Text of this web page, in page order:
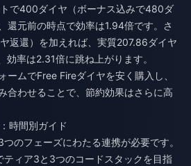
で400ダイヤ（ボーナス込みで480ダ
還元前の時点で効率は1.94倍です。さ
返還）を加えれば、実質207.86ダイヤ
率は2.31倍に跳ね上がります。
ームでFree Fireダイヤを安く購入 し、
合わせることで、節約効果はさらに高
時間別ガイド
のフェーズにわたる連携が必要です。
ティア3と3つのコードスタックを目指